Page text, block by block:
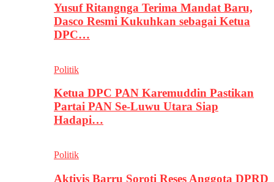
Yusuf Ritangnga Terima Mandat Baru,
Dasco Resmi Kukuhkan sebagai Ketua
DPC…
Politik
Ketua DPC PAN Karemuddin Pastikan
Partai PAN Se-Luwu Utara Siap
Hadapi…
Politik
Aktivis Barru Soroti Reses Anggota DPRD